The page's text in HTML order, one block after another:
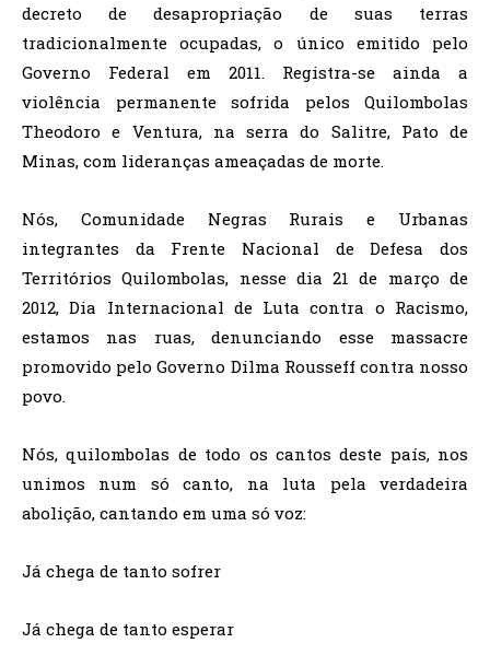
decreto de desapropriação de suas terras
tradicionalmente ocupadas, o único emitido pelo
Governo Federal em 2011. Registra-se ainda a
violência permanente sofrida pelos Quilombolas
Theodoro e Ventura, na serra do Salitre, Pato de
Minas, com lideranças ameaçadas de morte.
Nós, Comunidade Negras Rurais e Urbanas
integrantes da Frente Nacional de Defesa dos
Territórios Quilombolas, nesse dia 21 de março de
2012, Dia Internacional de Luta contra o Racismo,
estamos nas ruas, denunciando esse massacre
promovido pelo Governo Dilma Rousseff contra nosso
povo.
Nós, quilombolas de todo os cantos deste país, nos
unimos num só canto, na luta pela verdadeira
abolição, cantando em uma só voz:
Já chega de tanto sofrer
Já chega de tanto esperar